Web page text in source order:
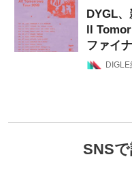
DYGL
ll
ファイ
SNS